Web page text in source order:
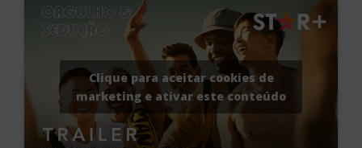
Clique para aceitar cookies de
marketing e ativar este conteúdo